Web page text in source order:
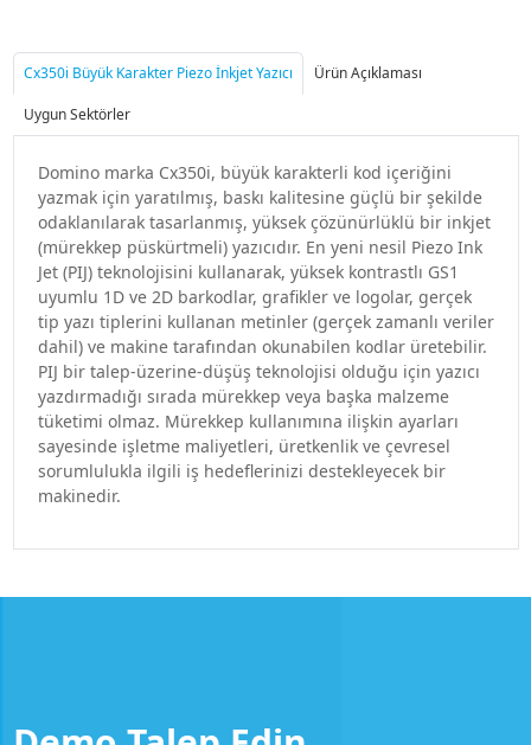
Cx350i Büyük Karakter Piezo İnkjet Yazıcı Ürün Açıklaması
Uygun Sektörler
Domino marka Cx350i, büyük karakterli kod içeriğini
yazmak için yaratılmış, baskı kalitesine güçlü bir şekilde
odaklanılarak tasarlanmış, yüksek çözünürlüklü bir inkjet
(mürekkep püskürtmeli) yazıcıdır. En yeni nesil Piezo Ink
Jet (PIJ) teknolojisini kullanarak, yüksek kontrastlı GS1
uyumlu 1D ve 2D barkodlar, grafikler ve logolar, gerçek
tip yazı tiplerini kullanan metinler (gerçek zamanlı veriler
dahil) ve makine tarafından okunabilen kodlar üretebilir.
PIJ bir talep-üzerine-düşüş teknolojisi olduğu için yazıcı
yazdırmadığı sırada mürekkep veya başka malzeme
tüketimi olmaz. Mürekkep kullanımına ilişkin ayarları
sayesinde işletme maliyetleri, üretkenlik ve çevresel
sorumlulukla ilgili iş hedeflerinizi destekleyecek bir
makinedir.